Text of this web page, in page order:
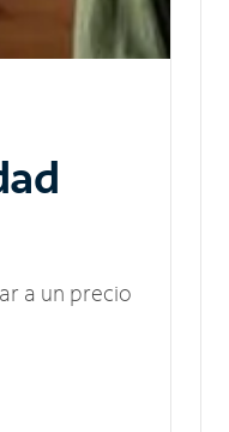
a un precio